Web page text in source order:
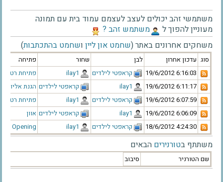
משתמשי זהב יכולים לעצב לעצמם עמוד בית עם תמונה
מעוניין להפוך ל
‫משתמש זהב ?‬
משחקים אחרונים באתר (שחמט און ליין ושחמט בהתכתבות)
סוג עדכון אחרון לבן שחור
פתיחה
‫19/6/2012 6:16:03‬
‫קראפטי לילדים‬ ‫ilay1‬
פתיחת רטי
‫19/6/2012 6:11:17‬
‫ilay1‬ ‫קראפטי לילדים‬ הגנת אליוכין
‫19/6/2012 6:07:59‬
‫קראפטי לילדים‬ ‫ilay1‬
פתיחת רטי
‫19/6/2012 6:06:09‬
‫ilay1‬ ‫קראפטי לילדים‬ אוון
‫18/6/2012 4:24:30‬
‫קראפטי לילדים‬ ‫ilay1‬
Opening
משתתף בטורנירים הבאים
שם הטורניר סיבוב